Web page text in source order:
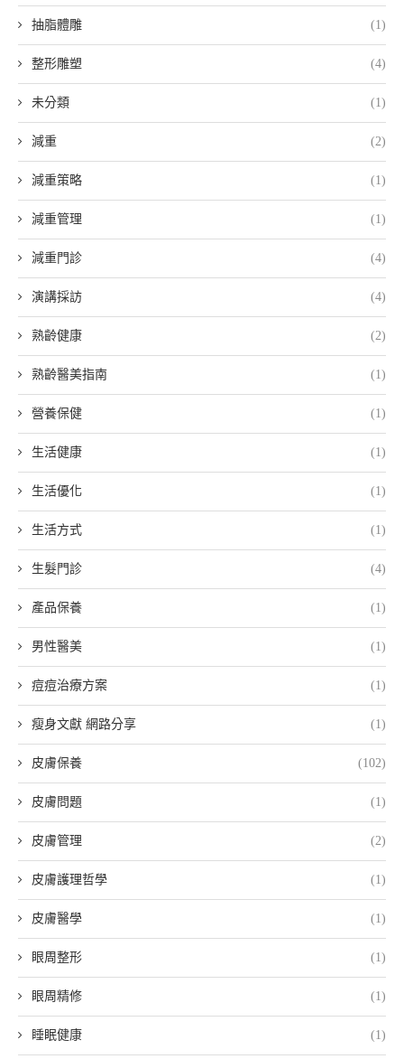
抽脂體雕 (1)
整形雕塑 (4)
未分類 (1)
減重 (2)
減重策略 (1)
減重管理 (1)
減重門診 (4)
演講採訪 (4)
熟齡健康 (2)
熟齡醫美指南 (1)
營養保健 (1)
生活健康 (1)
生活優化 (1)
生活方式 (1)
生髮門診 (4)
產品保養 (1)
男性醫美 (1)
痘痘治療方案 (1)
瘦身文獻 網路分享 (1)
皮膚保養 (102)
皮膚問題 (1)
皮膚管理 (2)
皮膚護理哲學 (1)
皮膚醫學 (1)
眼周整形 (1)
眼周精修 (1)
睡眠健康 (1)